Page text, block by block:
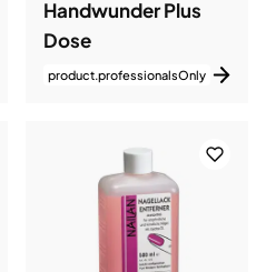
Handwunder Plus
Dose
product.professionalsOnly